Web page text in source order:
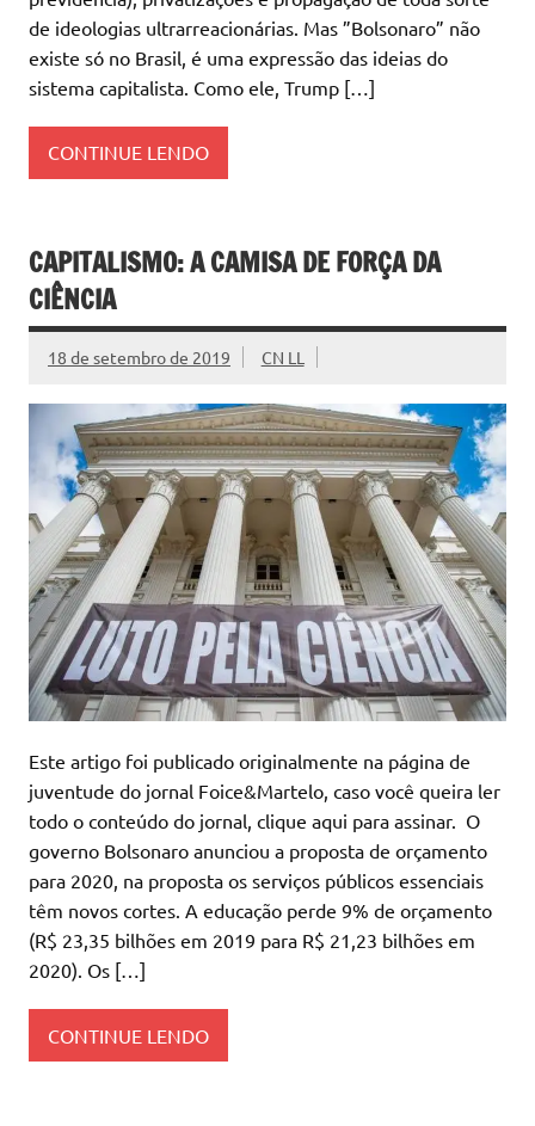
de ideologias ultrarreacionárias. Mas ”Bolsonaro” não
existe só no Brasil, é uma expressão das ideias do
sistema capitalista. Como ele, Trump […]
CONTINUE LENDO
CAPITALISMO: A CAMISA DE FORÇA DA
CIÊNCIA
18 de setembro de 2019 CN LL
Este artigo foi publicado originalmente na página de
juventude do jornal Foice&Martelo, caso você queira ler
todo o conteúdo do jornal, clique aqui para assinar. O
governo Bolsonaro anunciou a proposta de orçamento
para 2020, na proposta os serviços públicos essenciais
têm novos cortes. A educação perde 9% de orçamento
(R$ 23,35 bilhões em 2019 para R$ 21,23 bilhões em
2020). Os […]
CONTINUE LENDO